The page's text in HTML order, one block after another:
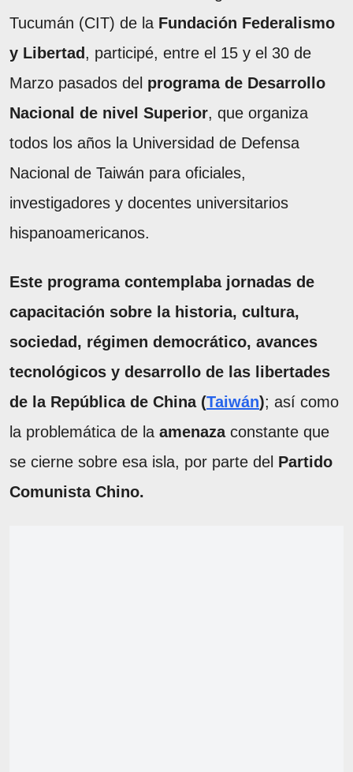
Tucumán (CIT) de la Fundación Federalismo
y Libertad , participé, entre el 15 y el 30 de
Marzo pasados del programa de Desarrollo
Nacional de nivel Superior, que organiza
todos los años la Universidad de Defensa
Nacional de Taiwán para oficiales,
investigadores y docentes universitarios
hispanoamericanos.
Este programa contemplaba jornadas de
capacitación sobre la historia, cultura,
sociedad, régimen democrático, avances
tecnológicos y desarrollo de las libertades
de la República de China (Taiwán); así como
la problemática de la amenaza constante que
se cierne sobre esa isla, por parte del Partido
Comunista Chino.